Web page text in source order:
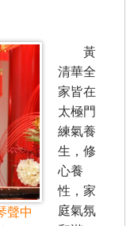
聲中
黃
清華全
家皆在
太極門
練氣養
生，修
心養
性，家
庭氣氛